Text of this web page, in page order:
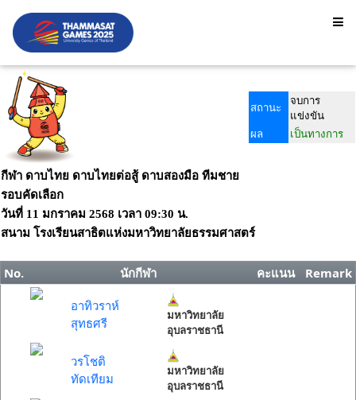
สถานะ
จบการ
แข่งขัน
ผล
เป็นทางการ
กีฬา ดาบไทย ดาบไทยต่อสู้ ดาบสองมือ ทีมชาย
รอบคัดเลือก
วันที่ 11 มกราคม 2568 เวลา 09:30 น.
สนาม โรงเรียนสาธิตแห่งมหาวิทยาลัยธรรมศาสตร์
No. นักกีฬา คะแนน Remark
อาทิวราห์
สุทธศรี
มหาวิทยาลัย
อุบลราชธานี
วรโชติ
ทัดเทียม
มหาวิทยาลัย
อุบลราชธานี